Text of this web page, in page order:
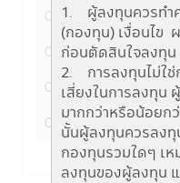
1. ผู้ลงทุนควรทำ
(กองทุน) เงื่อนไข
ก่อนตัดสินใจลงทุน
2. การลงทุนไม่ใช่
เสี่ยงในการลงทุน
มากกว่าหรือน้อยก
นั้นผู้ลงทุนควรลงทุ
กองทุนรวมใดๆ เ
ลงทุนของผู้ลงทุน
06-08-2026
05-08-2026
04-08-2026
03-08-2026